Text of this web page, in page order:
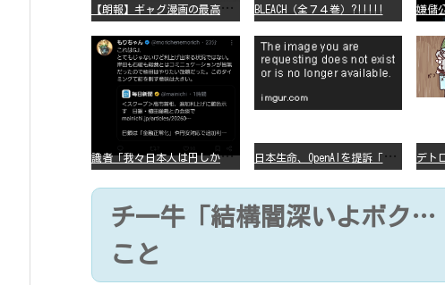
【
朗報】ギャグ漫画の最高傑作、「パタリロ」に決まる BLEACH（全７４巻）?!!!!!
識
者「我々日本人は円しか使っていないので円安になろうが問題ない」 日
本生命、OpenAIを提訴「ChatGPTが非弁行為」
チ一牛「結構闇深いよボク
こと